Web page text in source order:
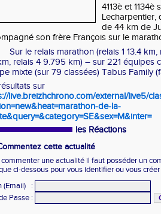
4113è et 1134è
Lecharpentier,
de 44 km de
son frère François sur le
Sur le relais marathon (relais 1 13.4 km,
relais 4 9.795 km) – sur 221 équipes
mixte (sur 79 classées) Tabus Family
live.breizhchrono.com/external/live5/
de-la-
les Réactions
cette actualité
commenter une actualité il faut posséder un
ci-dessous pour vous identifier ou vous
(Email)
:
Passe :